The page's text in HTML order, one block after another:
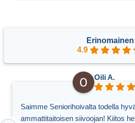
Erinomainen
4.9
Oili A.
Saimme Seniorihoivalta todella
ammattitaitoisen siivoojan! Kiitos